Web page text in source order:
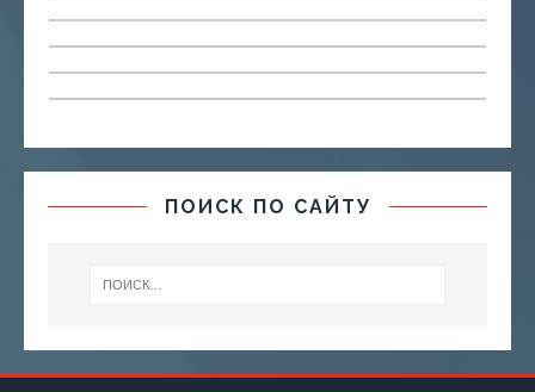
ПОИСК ПО САЙТУ